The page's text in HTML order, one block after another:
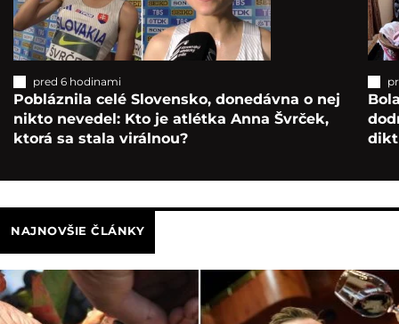
pred 6 hodinami
Pobláznila celé Slovensko, donedávna o nej
nikto nevedel: Kto je atlétka Anna Švrček,
ktorá sa stala virálnou?
NAJNOVŠIE ČLÁNKY